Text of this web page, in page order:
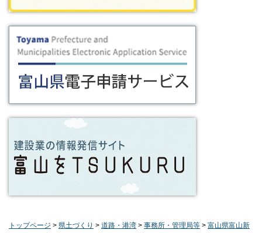
トップページ > 県土づくり > 道路・港湾 > 事務所・管理局等 > 富山県富山新